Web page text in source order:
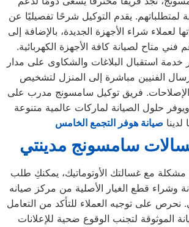
لمتطلباتهم. يقدم التوكيل شرحًا تفصيليًا عن
لعملاء شراء الأجهزة الجديدة، بالإضافة إلى
متاح لصيانة كافة الأجهزة الكهربائية.
خدمة استقبال البلاغات والشكاوى على مدار
الفنيين مباشرة إلى المنزل لتشخيص
الإصلاحات. فريق توكيل سامسونج مدرب على
لدينا صيانة هوفر التجمع الخامس
سامسونج مدينتي
مع غسالتك الأوتوماتيك، يمكنكِ طلب
وشراء قطع الغيار الأصلية من مركز صيانه
نحرص على توجيه العملاء للتأكد من التعامل
الموثوقة لتجنب الوقوع ضحية للإعلانات